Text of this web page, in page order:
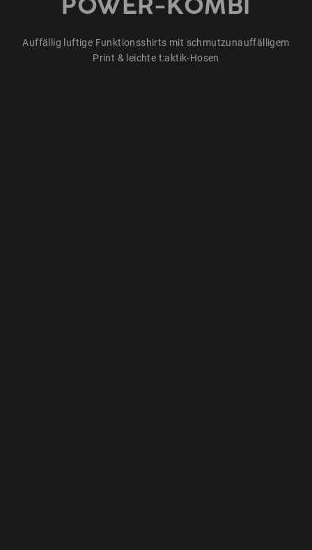
Auffällig luftige Funktionsshirts mit schmutzunauffälligem
Print & leichte t:aktik-Hosen